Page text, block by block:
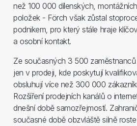
než 100 000 dílenských,
položek - Förch však zůstal
podnikem, pro který stále hraje
a osobní kontakt.
Ze současných 3 500
jen v prodeji, kde poskytují
obsluhují více než 300 000
Rozšíření prodejních kanálů o
dnešní době samozřejmostí.
současné době obzvláště silně